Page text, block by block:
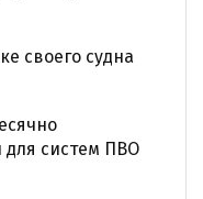
своего судна
для систем ПВО